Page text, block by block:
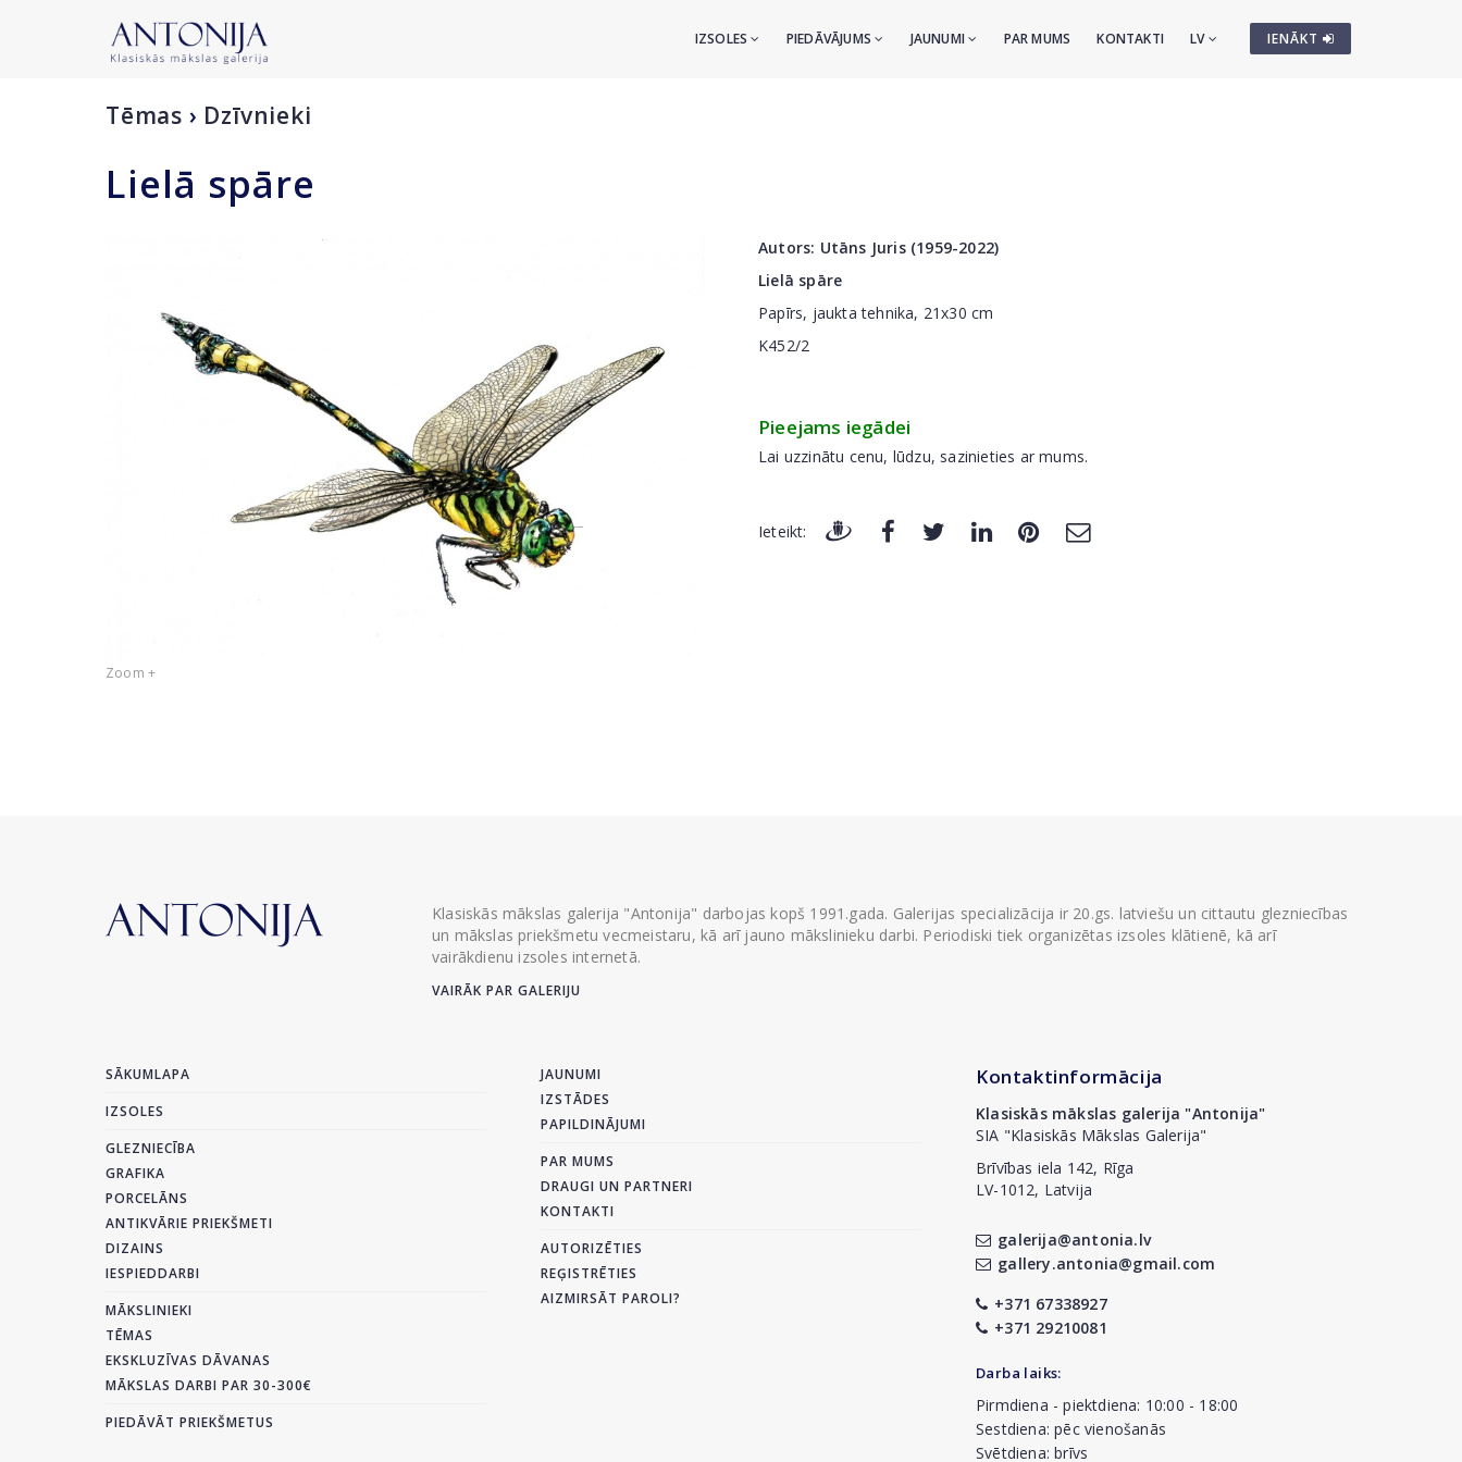
IENĀKT
IZSOLES PIEDĀVĀJUMS JAUNUMI PAR MUMS KONTAKTI LV
Tēmas › Dzīvnieki
Lielā spāre
Zoom +
Autors: Utāns Juris (1959-2022)
Lielā spāre
Papīrs, jaukta tehnika, 21x30 cm
K452/2
Pieejams iegādei
Lai uzzinātu cenu, lūdzu, sazinieties ar mums.
Ieteikt:
Klasiskās mākslas galerija "Antonija" darbojas kopš 1991.gada. Galerijas specializācija ir 20.gs. latviešu un cittautu glezniecības
un mākslas priekšmetu vecmeistaru, kā arī jauno mākslinieku darbi. Periodiski tiek organizētas izsoles klātienē, kā arī
vairākdienu izsoles internetā.
VAIRĀK PAR GALERIJU
SĀKUMLAPA
IZSOLES
GLEZNIECĪBA
GRAFIKA
PORCELĀNS
ANTIKVĀRIE PRIEKŠMETI
DIZAINS
IESPIEDDARBI
MĀKSLINIEKI
TĒMAS
EKSKLUZĪVAS DĀVANAS
MĀKSLAS DARBI PAR 30-300€
PIEDĀVĀT PRIEKŠMETUS
JAUNUMI
IZSTĀDES
PAPILDINĀJUMI
PAR MUMS
DRAUGI UN PARTNERI
KONTAKTI
AUTORIZĒTIES
REĢISTRĒTIES
AIZMIRSĀT PAROLI?
Kontaktinformācija
Klasiskās mākslas galerija "Antonija"
SIA "Klasiskās Mākslas Galerija"
Brīvības iela 142, Rīga
LV-1012, Latvija
galerija@antonia.lv
gallery.antonia@gmail.com
+371 67338927
+371 29210081
Darba laiks:
Pirmdiena - piektdiena: 10:00 - 18:00
Sestdiena: pēc vienošanās
Svētdiena: brīvs